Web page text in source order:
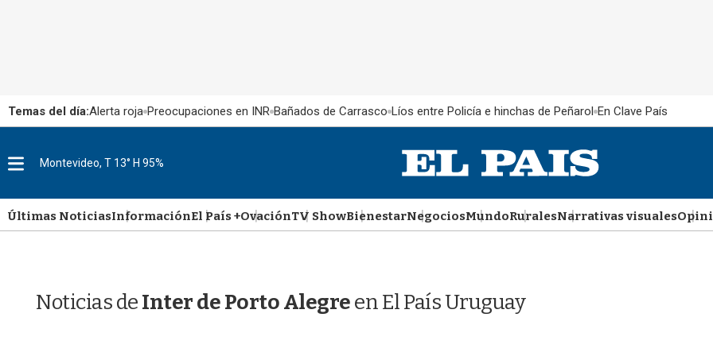
Temas del día:Alerta roja Preocupaciones en INR Bañados de Carrasco Líos entre Policía e hinchas de Peñarol En Clave País
M
u
Montevideo, T 13° H 95%
Últimas NoticiasInformaciónEl País +OvaciónTV ShowBienestarNegociosMundoRuralesNarrativas visuales
Noticias deInter de Porto Alegreen El País Uruguay